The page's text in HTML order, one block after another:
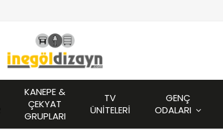
KANEPE &
ÇEKYAT
GRUPLARI
TV
ÜNITELERI
GENÇ
ODALARI